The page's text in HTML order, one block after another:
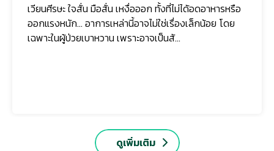
เวียนศีรษะ ใจสั่น มือสั่น เหงื่อออก ทั้งที่ไม่ได้อดอาหารหรือ
ออกแรงหนัก... อาการเหล่านี้อาจไม่ใช่เรื่องเล็กน้อย โดย
เฉพาะในผู้ป่วยเบาหวาน เพราะอาจเป็นสั...
ดูเพิ่มเติม